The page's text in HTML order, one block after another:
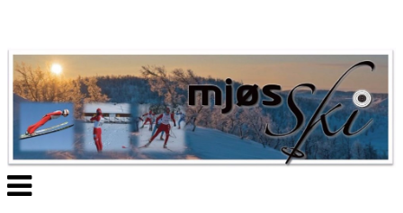
Veksle
navigasjon